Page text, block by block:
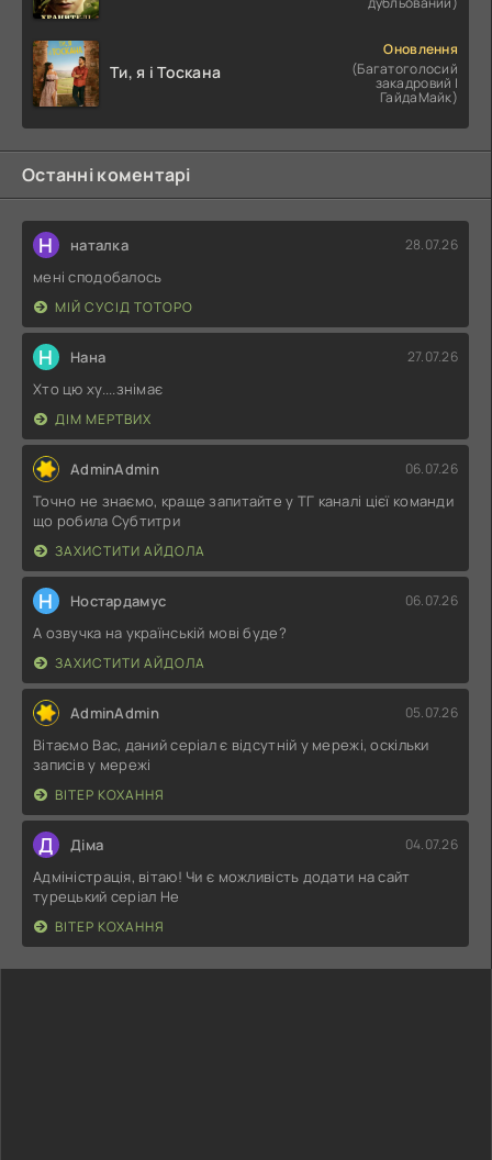
Ти, я і Тоскана
Оновлення
(Багатоголосий
закадровий |
ГайдаМайк)
Останні коментарі
Н наталка 28.07.26
мені сподобалось
МІЙ СУСІД ТОТОРО
Н Нана 27.07.26
Хто цю ху....знімає
ДІМ МЕРТВИХ
AdminAdmin 06.07.26
Точно не знаємо, краще запитайте у ТГ каналі цієї команди
що робила Субтитри
ЗАХИСТИТИ АЙДОЛА
Н Ностардамус 06.07.26
А озвучка на українській мові буде?
ЗАХИСТИТИ АЙДОЛА
AdminAdmin 05.07.26
Вітаємо Вас, даний серіал є відсутній у мережі, оскільки
записів у мережі
ВІТЕР КОХАННЯ
Д Діма 04.07.26
Адміністрація, вітаю! Чи є можливість додати на сайт
турецький серіал Не
ВІТЕР КОХАННЯ